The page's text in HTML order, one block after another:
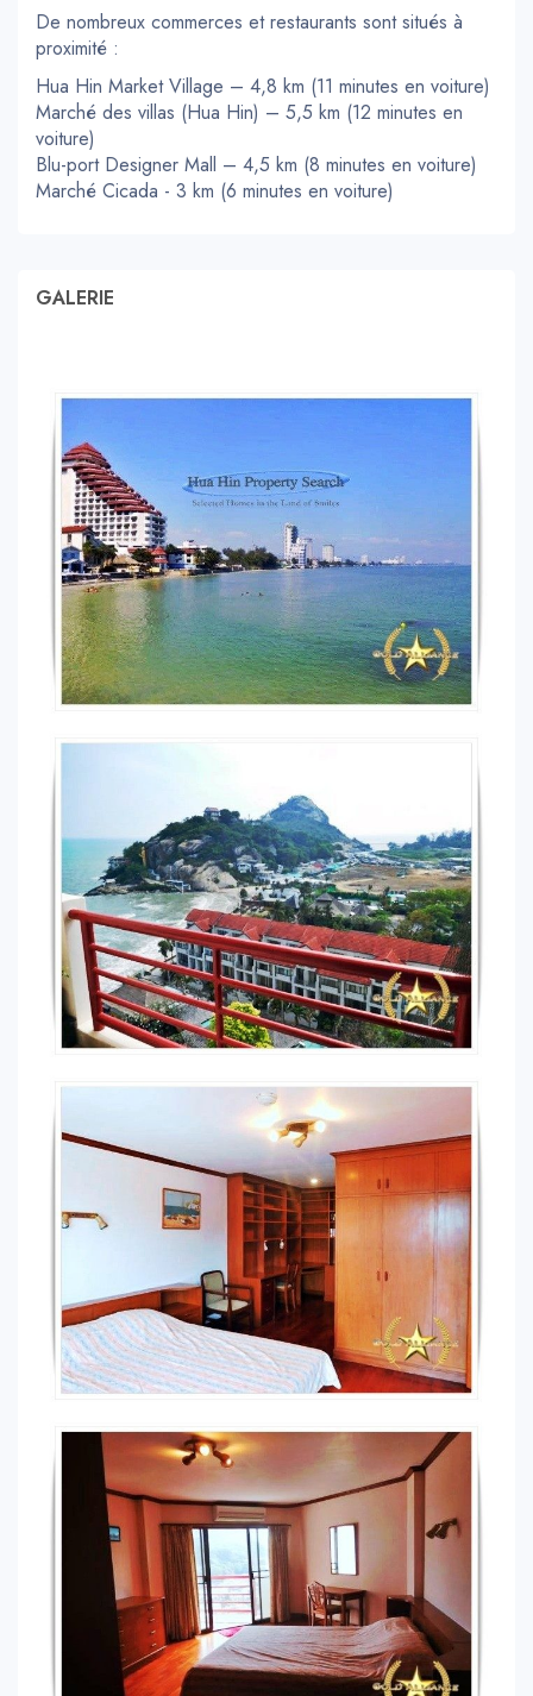
De nombreux commerces et restaurants sont situés à
proximité :
Hua Hin Market Village – 4,8 km (11 minutes en voiture)
Marché des villas (Hua Hin) – 5,5 km (12 minutes en
voiture)
Blu-port Designer Mall – 4,5 km (8 minutes en voiture)
Marché Cicada - 3 km (6 minutes en voiture)
GALERIE